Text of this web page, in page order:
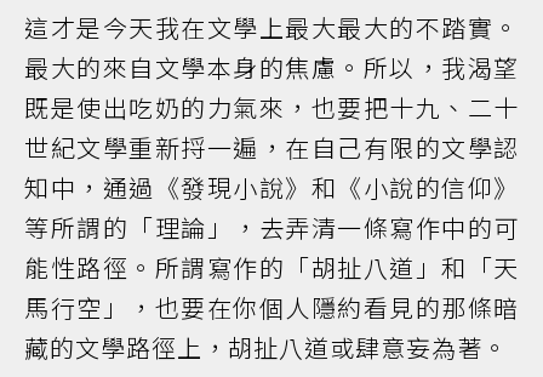
這才是今天我在文學上最大最大的不踏實。
最大的來自文學本身的焦慮。所以，我渴望
既是使出吃奶的力氣來，也要把十九、二十
世紀文學重新捋一遍，在自己有限的文學認
知中，通過《發現小說》和《小說的信仰》
等所謂的「理論」，去弄清一條寫作中的可
能性路徑。所謂寫作的「胡扯八道」和「天
馬行空」，也要在你個人隱約看見的那條暗
藏的文學路徑上，胡扯八道或肆意妄為著。